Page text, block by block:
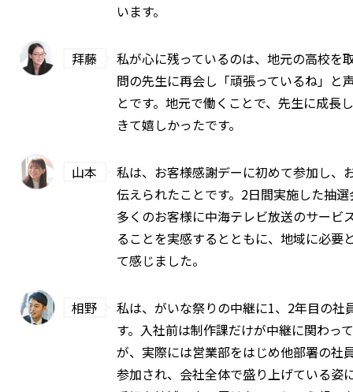
います。
拜藤
私が心に残っているのは、地元の高校を
問の先生に再会し「頑張っているね」と
とです。地元で働くことで、先生に成長
きて嬉しかったです。
山本
私は、お客様感謝デーに初めて参加し、
伝えられたことです。2日間実施した抽
多くのお客様に中海テレビ放送のサービ
ることを実感するとともに、地域に必要
て感じました。
相野
私は、がいな祭りの中継に1、2年目の社
す。入社前は制作課だけが中継に関わっ
が、実際には営業部をはじめ他部署の社
参加され、会社全体で盛り上げている姿